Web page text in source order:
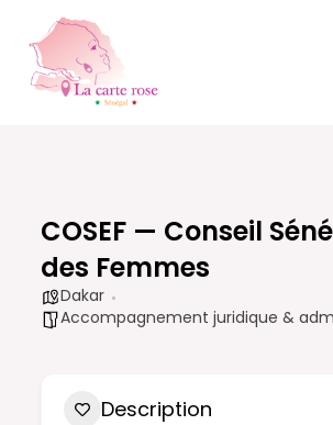
contenu
COSEF — Conseil
des Femmes
Dakar
Accompagnement juridique &
Description